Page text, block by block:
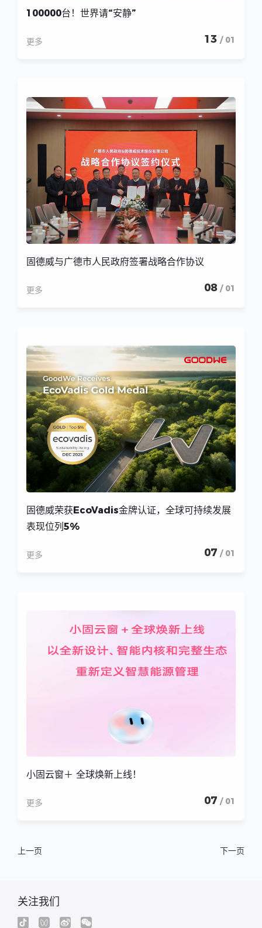
100000台！世界请“安静”
更多 13 / 01
固德威与广德市人民政府签署战略合作协议
更多 08 / 01
固德威荣获EcoVadis金牌认证，全球可持续发展
表现位列5%
更多 07 / 01
小固云窗＋ 全球焕新上线！
更多 07 / 01
上一页 下一页
关注我们